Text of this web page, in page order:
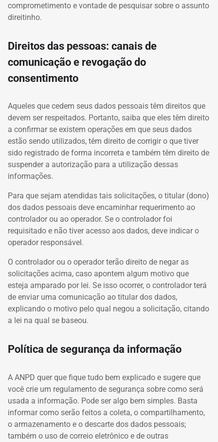
comprometimento e vontade de pesquisar sobre o assunto
direitinho.
Direitos das pessoas: canais de
comunicação e revogação do
consentimento
Aqueles que cedem seus dados pessoais têm direitos que
devem ser respeitados. Portanto, saiba que eles têm direito
a confirmar se existem operações em que seus dados
estão sendo utilizados, têm direito de corrigir o que tiver
sido registrado de forma incorreta e também têm direito de
suspender a autorização para a utilização dessas
informações.
Para que sejam atendidas tais solicitações, o titular (dono)
dos dados pessoais deve encaminhar requerimento ao
controlador ou ao operador. Se o controlador foi
requisitado e não tiver acesso aos dados, deve indicar o
operador responsável.
O controlador ou o operador terão direito de negar as
solicitações acima, caso apontem algum motivo que
esteja amparado por lei. Se isso ocorrer, o controlador terá
de enviar uma comunicação ao titular dos dados,
explicando o motivo pelo qual negou a solicitação, citando
a lei na qual se baseou.
Política de segurança da informação
A ANPD quer que fique tudo bem explicado e sugere que
você crie um regulamento de segurança sobre como será
usada a informação. Pode ser algo bem simples. Basta
informar como serão feitos a coleta, o compartilhamento,
o armazenamento e o descarte dos dados pessoais;
também o uso de correio eletrônico e de outras